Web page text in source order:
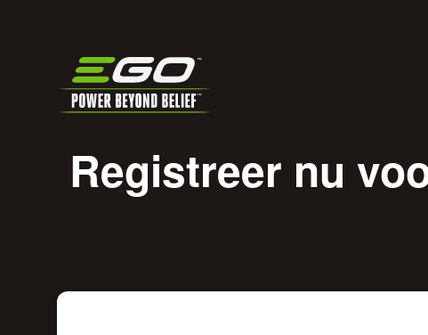
Registreer nu